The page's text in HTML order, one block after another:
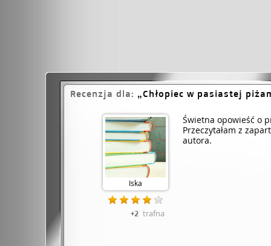
Recenzja dla: Chłopiec w pasiastej
Iska
+2 trafna
Świetna opowieść o
Przeczytałam z
autora.